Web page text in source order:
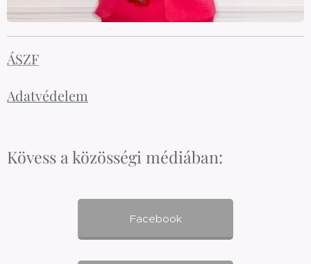
ÁSZF
Adatvédelem
Kövess a közösségi médiában:
Facebook